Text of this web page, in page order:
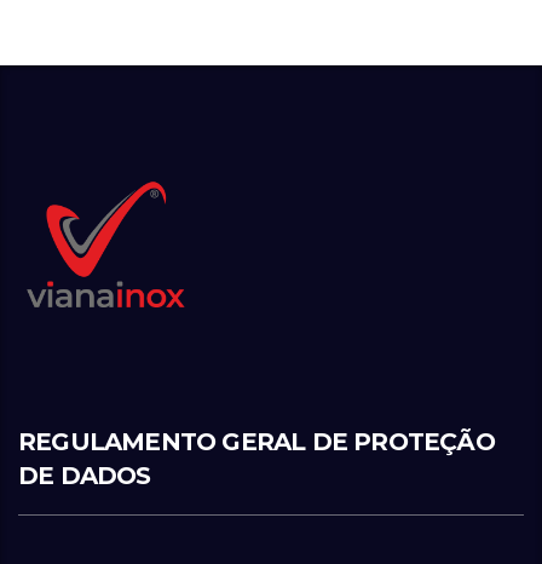
REGULAMENTO GERAL DE PROTEÇÃO
DE DADOS